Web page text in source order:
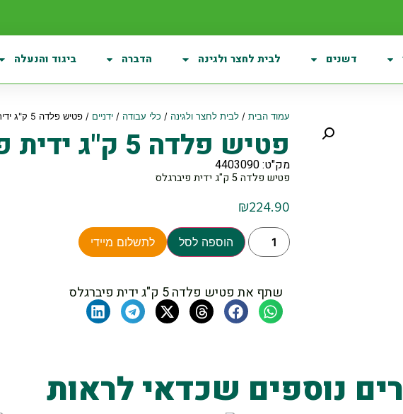
דשנים לבית לחצר ולגינה הדברה ביגוד והנעלה
עמוד הבית /לבית לחצר ולגינה / כלי עבודה /ידניים / פטיש פלדה 5 ק"ג ידית פיברגלס
פטיש פלדה 5 ק"ג ידית פיברגלס
מק"ט: 4403090
פטיש פלדה 5 ק"ג ידית פיברגלס
₪224.90
הוספה לסל לתשלום מיידי
שתף את פטיש פלדה 5 ק"ג ידית פיברגלס
נוספים שכדאי לראות